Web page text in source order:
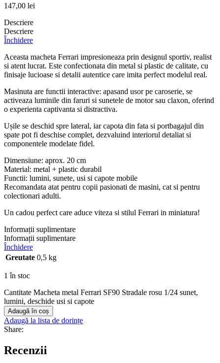
147,00 lei
Descriere
Descriere
Închidere
Aceasta macheta Ferrari impresioneaza prin designul sportiv, realist
si atent lucrat. Este confectionata din metal si plastic de calitate, cu
finisaje lucioase si detalii autentice care imita perfect modelul real.
Masinuta are functii interactive: apasand usor pe caroserie, se
activeaza luminile din faruri si sunetele de motor sau claxon, oferind
o experienta captivanta si distractiva.
Ușile se deschid spre lateral, iar capota din fata si portbagajul din
spate pot fi deschise complet, dezvaluind interiorul detaliat si
componentele modelate fidel.
Dimensiune: aprox. 20 cm
Material: metal + plastic durabil
Functii: lumini, sunete, usi si capote mobile
Recomandata atat pentru copii pasionati de masini, cat si pentru
colectionari adulti.
Un cadou perfect care aduce viteza si stilul Ferrari in miniatura!
Informații suplimentare
Informații suplimentare
Închidere
Greutate 0,5 kg
1 în stoc
Cantitate Macheta metal Ferrari SF90 Stradale rosu 1/24 sunet,
lumini, deschide usi si capote
Adaugă în coș
Adaugă la lista de dorințe
Share:
Recenzii